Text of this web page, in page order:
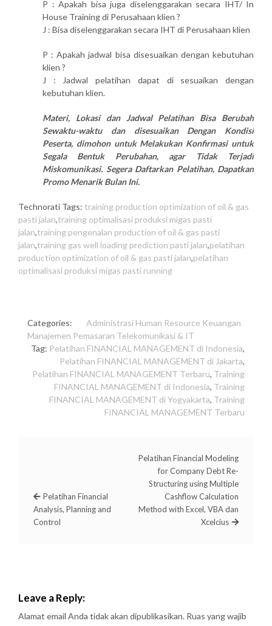
P : Apakah bisa juga diselenggarakan secara IHT/ In
House Training di Perusahaan klien ?
J : Bisa diselenggarakan secara IHT di Perusahaan klien
P : Apakah jadwal bisa disesuaikan dengan kebutuhan
klien ?
J : Jadwal pelatihan dapat di sesuaikan dengan
kebutuhan klien.
Materi, Lokasi dan Jadwal Pelatihan Bisa Berubah
Sewaktu-waktu dan disesuaikan Dengan Kondisi
Peserta, dimohon untuk Melakukan Konfirmasi untuk
Segala Bentuk Perubahan, agar Tidak Terjadi
Miskomunikasi. Segera Daftarkan Pelatihan, Dapatkan
Promo Menarik Bulan Ini.
Technorati Tags: training production optimization of oil & gas
pasti jalan,training optimalisasi produksi migas pasti
jalan,training pengenalan production of oil & gas pasti
jalan,training gas well loading prediction pasti jalan,pelatihan
production optimization of oil & gas pasti jalan,pelatihan
optimalisasi produksi migas pasti running
Categories: Administrasi Human Resource Keuangan
Manajemen Pemasaran Telekomunikasi & IT
Tag: Pelatihan FINANCIAL MANAGEMENT di Indonesia,
Pelatihan FINANCIAL MANAGEMENT di Jakarta,
Pelatihan FINANCIAL MANAGEMENT Terbaru, Training
FINANCIAL MANAGEMENT di Indonesia, Training
FINANCIAL MANAGEMENT di Yogyakarta, Training
FINANCIAL MANAGEMENT Terbaru
Pelatihan Financial
Analysis, Planning and
Control
Pelatihan Financial Modeling
for Company Debt Re-
Structuring using Multiple
Cashflow Calculation
Method with Excel, VBA dan
Xcelcius
Leave a Reply:
Alamat email Anda tidak akan dipublikasikan. Ruas yang wajib